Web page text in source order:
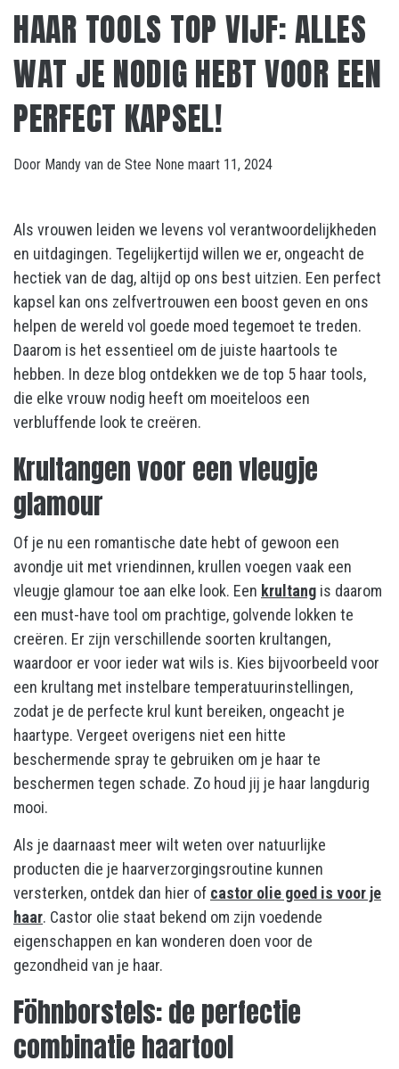
HAAR TOOLS TOP VIJF: ALLES
WAT JE NODIG HEBT VOOR EEN
PERFECT KAPSEL!
Door Mandy van de Stee None maart 11, 2024
Als vrouwen leiden we levens vol verantwoordelijkheden
en uitdagingen. Tegelijkertijd willen we er, ongeacht de
hectiek van de dag, altijd op ons best uitzien. Een perfect
kapsel kan ons zelfvertrouwen een boost geven en ons
helpen de wereld vol goede moed tegemoet te treden.
Daarom is het essentieel om de juiste haartools te
hebben. In deze blog ontdekken we de top 5 haar tools,
die elke vrouw nodig heeft om moeiteloos een
verbluffende look te creëren.
Krultangen voor een vleugje
glamour
Of je nu een romantische date hebt of gewoon een
avondje uit met vriendinnen, krullen voegen vaak een
vleugje glamour toe aan elke look. Een krultang is daarom
een must-have tool om prachtige, golvende lokken te
creëren. Er zijn verschillende soorten krultangen,
waardoor er voor ieder wat wils is. Kies bijvoorbeeld voor
een krultang met instelbare temperatuurinstellingen,
zodat je de perfecte krul kunt bereiken, ongeacht je
haartype. Vergeet overigens niet een hitte
beschermende spray te gebruiken om je haar te
beschermen tegen schade. Zo houd jij je haar langdurig
mooi.
Als je daarnaast meer wilt weten over natuurlijke
producten die je haarverzorgingsroutine kunnen
versterken, ontdek dan hier of castor olie goed is voor je
haar. Castor olie staat bekend om zijn voedende
eigenschappen en kan wonderen doen voor de
gezondheid van je haar.
Föhnborstels: de perfectie
combinatie haartool